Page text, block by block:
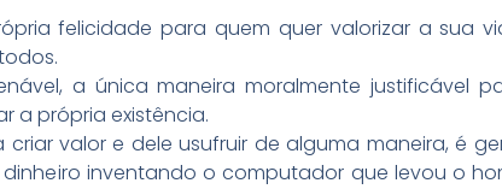
felicidade para quem quer valorizar a sua
a única maneira moralmente justificável
a própria existência.
valor e dele usufruir de alguma maneira, é
inventando o computador que levou o